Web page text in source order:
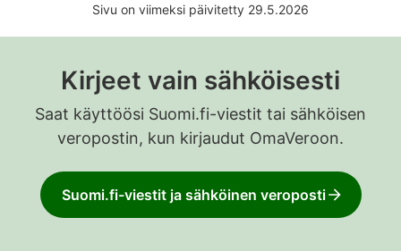
Sivu on viimeksi päivitetty 29.5.2026
Kirjeet vain sähköisesti
Saat käyttöösi Suomi.fi-viestit tai sähköisen
veropostin, kun kirjaudut OmaVeroon.
Suomi.fi-viestit ja sähköinen veroposti